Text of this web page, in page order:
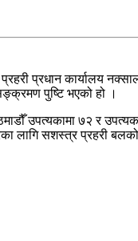
प्रधान कार्यालय
पुष्टि भएको हो ।
उपत्यकामा ७२ र
लागि सशस्त्र प्रहरी